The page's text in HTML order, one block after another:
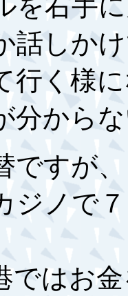
話しか
行く様
分から
ですが
ジノで
ではお